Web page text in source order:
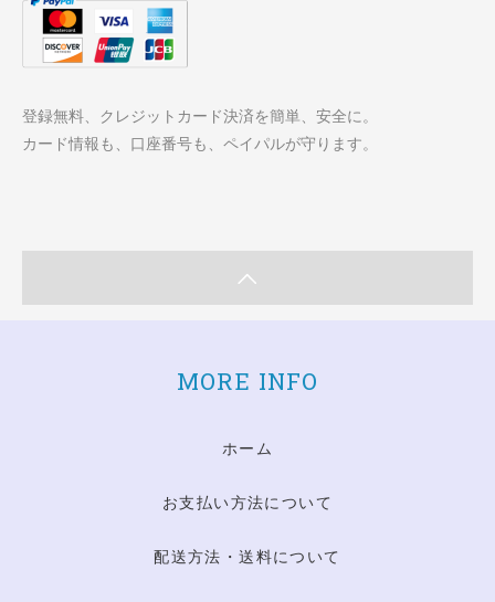
登録無料、クレジットカード決済を簡単、安全に。
カード情報も、口座番号も、ペイパルが守ります。
MORE INFO
ホーム
お支払い方法について
配送方法・送料について